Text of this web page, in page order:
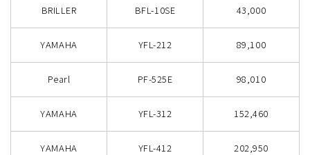
BRILLER BFL-10SE 43,000
YAMAHA YFL-212 89,100
Pearl PF-525E 98,010
YAMAHA YFL-312 152,460
YAMAHA YFL-412 202,950